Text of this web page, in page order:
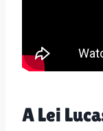
A Lei